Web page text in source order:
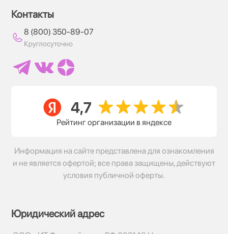
Контакты
8 (800) 350-89-07
Круглосуточно
Рейтинг организации в яндексе
Информация на сайте представлена для ознакомления
и не является офертой; все права защищены, действуют
условия публичной оферты.
Юридический адрес